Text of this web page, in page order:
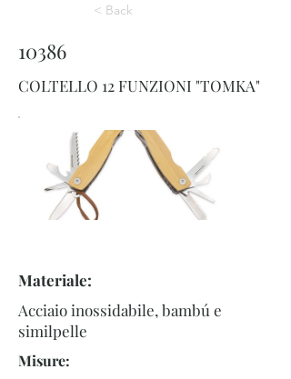
< Back
10386
COLTELLO 12 FUNZIONI "TOMKA"
Materiale:
Acciaio inossidabile, bambú e
similpelle
Misure: